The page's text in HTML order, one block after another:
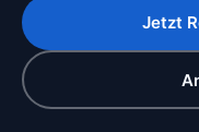
Jetzt